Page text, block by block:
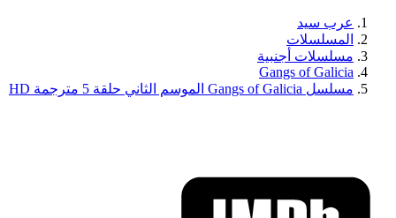
عرب سيد
المسلسلات
مسلسلات أجنبية
Gangs of Galicia
مسلسل Gangs of Galicia الموسم الثاني حلقة 5 مترجمة HD